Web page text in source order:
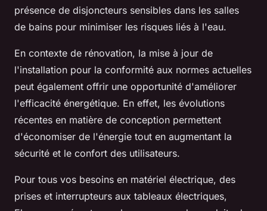
présence de disjoncteurs sensibles dans les salles
de bains pour minimiser les risques liés à l'eau.
En contexte de rénovation, la mise à jour de
l'installation pour la conformité aux normes actuelles
peut également offrir une opportunité d'améliorer
l'efficacité énergétique. En effet, les évolutions
récentes en matière de conception permettent
d'économiser de l'énergie tout en augmentant la
sécurité et le confort des utilisateurs.
Pour tous vos besoins en matériel électrique, des
prises et interrupteurs aux tableaux électriques,